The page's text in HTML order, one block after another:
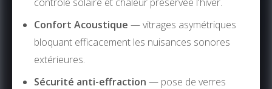
Confort Acoustique — vitrages asymétriques
bloquant efficacement les nuisances sonores
extérieures.
Sécurité anti-effraction — pose de verres